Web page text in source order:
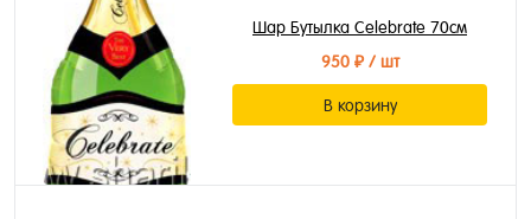
Шар Бутылка Celebrate 70см
950 ₽/ шт
В корзину